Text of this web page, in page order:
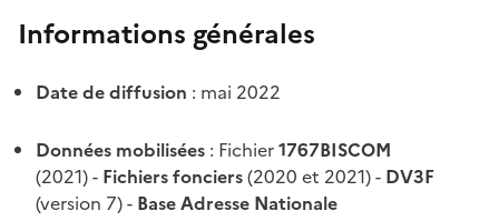
Informations générales
Date de diffusion : mai 2022
Données mobilisées : Fichier1767BISCOM
(2021) - Fichiers fonciers(2020 et 2021) - DV3F
(version 7) - Base Adresse Nationale